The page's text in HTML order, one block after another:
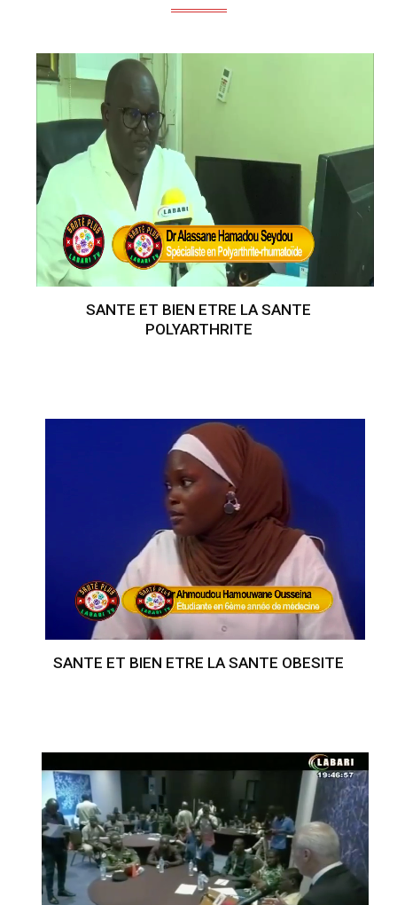
SANTE ET BIEN ETRE LA SANTE
POLYARTHRITE
SANTE ET BIEN ETRE LA SANTE OBESITE